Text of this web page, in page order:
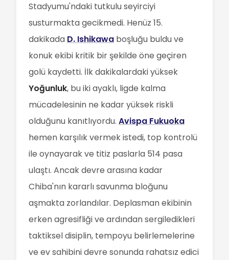
Stadyumu'ndaki tutkulu seyirciyi
susturmakta gecikmedi. Henüz 15.
dakikada D. Ishikawa boşluğu buldu ve
konuk ekibi kritik bir şekilde öne geçiren
golü kaydetti. İlk dakikalardaki yüksek
Yoğunluk, bu iki ayaklı, ligde kalma
mücadelesinin ne kadar yüksek riskli
olduğunu kanıtlıyordu. Avispa Fukuoka
hemen karşılık vermek istedi, top kontrolü
ile oynayarak ve titiz paslarla 514 pasa
ulaştı. Ancak devre arasına kadar
Chiba'nın kararlı savunma bloğunu
aşmakta zorlandılar. Deplasman ekibinin
erken agresifliği ve ardından sergiledikleri
taktiksel disiplin, tempoyu belirlemelerine
ve ev sahibini devre sonunda rahatsız edici